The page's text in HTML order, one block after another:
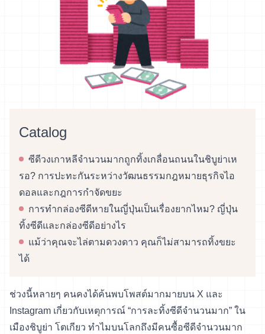
Catalog
ซีดีวงเกาหลีจำนวนมากถูกทิ้งเกลื่อนถนนในชิบูย่าเห
รอ? การปะทะกันระหว่างวัฒนธรรมกฎหมายธุรกิจไอ
ดอลและกฎการกำจัดขยะ
การทำกล่องซีดีหายในญี่ปุ่นเป็นเรื่องยากไหม? ญี่ปุ่น
ทิ้งซีดีและกล่องซีดีอย่างไร
แม้ว่าคุณจะไล่ตามดวงดาว คุณก็ไม่สามารถทิ้งขยะ
ได้
ช่วงนี้หลายๆ คนคงได้ค้นพบโพสต์มากมายบน X และ
Instagram เกี่ยวกับเหตุการณ์ “การละทิ้งซีดีจำนวนมาก” ใน
เมืองชิบูย่า โตเกียว ทำไมบนโลกถึงมีคนซื้อซีดีจำนวนมาก